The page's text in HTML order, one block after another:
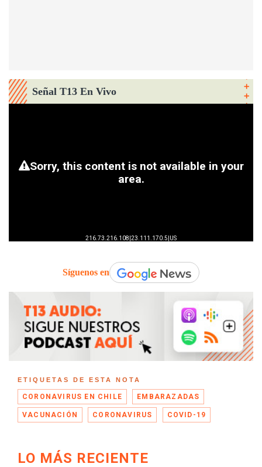
Señal T13 En Vivo
Síguenos en
ETIQUETAS DE ESTA NOTA
CORONAVIRUS EN CHILE EMBARAZADAS
VACUNACIÓN CORONAVIRUS COVID-19
LO MÁS RECIENTE